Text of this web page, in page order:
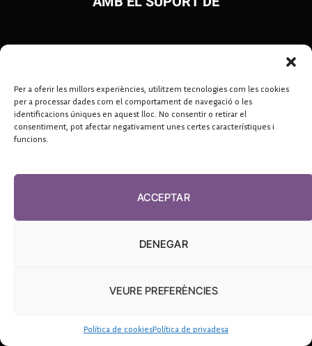
Per a oferir les millors experiències, utilitzem tecnologies com les cookies
per a processar dades com el comportament de navegació o les
identificacions úniques en aquest lloc. No consentir o retirar el
consentiment, pot afectar negativament unes certes característiques i
funcions.
ACCEPTAR
DENEGAR
VEURE PREFERÈNCIES
Política de cookiesPolítica de privadesa